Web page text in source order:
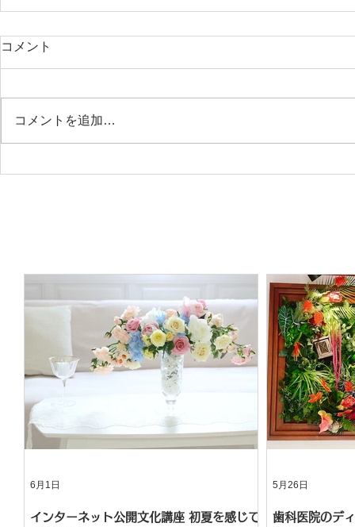
コメント
コメントを追加…
インターネット公開文化講座 初夏を感じて
6月1日
歯科医院のデ
5月26日